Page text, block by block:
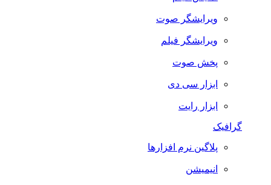
ویرایشگر صوت
ویرایشگر فیلم
پخش صوت
ابزار سی دی
ابزار رایت
گرافیک
پلاگین نرم افزارها
انیمیشن